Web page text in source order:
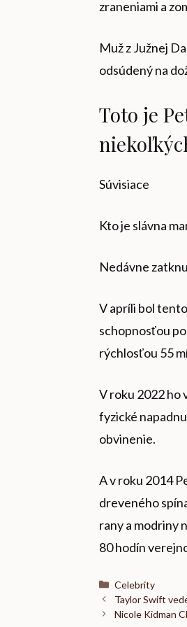
zraneniami a
Muž z Južnej
odsúdený na
Toto je
Súvisiace
Kto je slávna
Nedávne
V apríli bol
schopnosťou
rýchlosťou 55
V roku 2022 ho
fyzické
obvinenie.
A v roku 2014
dreveného
rany a modriny
80 hodín
Kategórie
Celebrity
Taylor Swift
Nicole Kidman